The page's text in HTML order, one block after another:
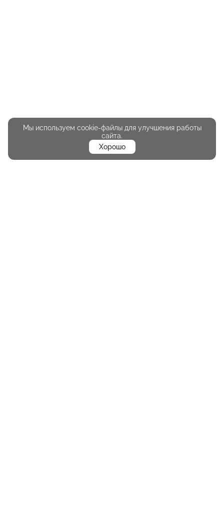
Мы используем cookie-файлы для улучшения работы
сайта.
Хорошо